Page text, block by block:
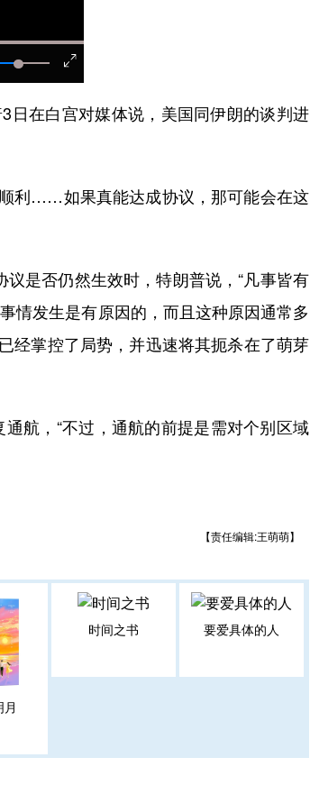
在白宫对媒体说，美国同伊朗的谈判进
利……如果真能达成协议，那可能会在这
是否仍然生效时，特朗普说，“凡事皆有
情发生是有原因的，而且这种原因通常多
经掌控了局势，并迅速将其扼杀在了萌芽
航，“不过，通航的前提是需对个别区域
【责任编辑:王萌萌】
时间之书 要爱具体的人